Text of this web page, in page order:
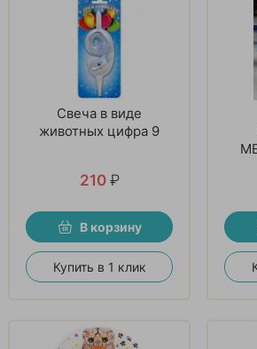
Свеча в виде
животных цифра 9
210 ₽
В корзину
Купить в 1 клик